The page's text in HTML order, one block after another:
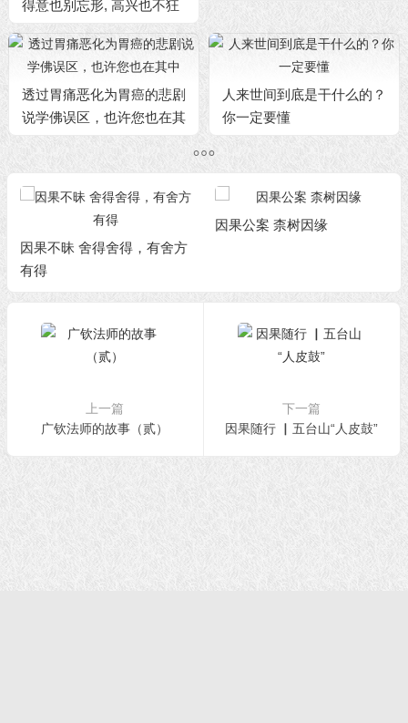
得意也别忘形, 高兴也不狂
喜
透过胃痛恶化为胃癌的悲剧
说学佛误区，也许您也在其
中
人来世间到底是干什么的？
你一定要懂
因果不昧 舍得舍得，有舍方
有得
因果公案 柰树因缘
上一篇
广钦法师的故事（贰）
下一篇
因果随行 ▏五台山“人皮鼓”